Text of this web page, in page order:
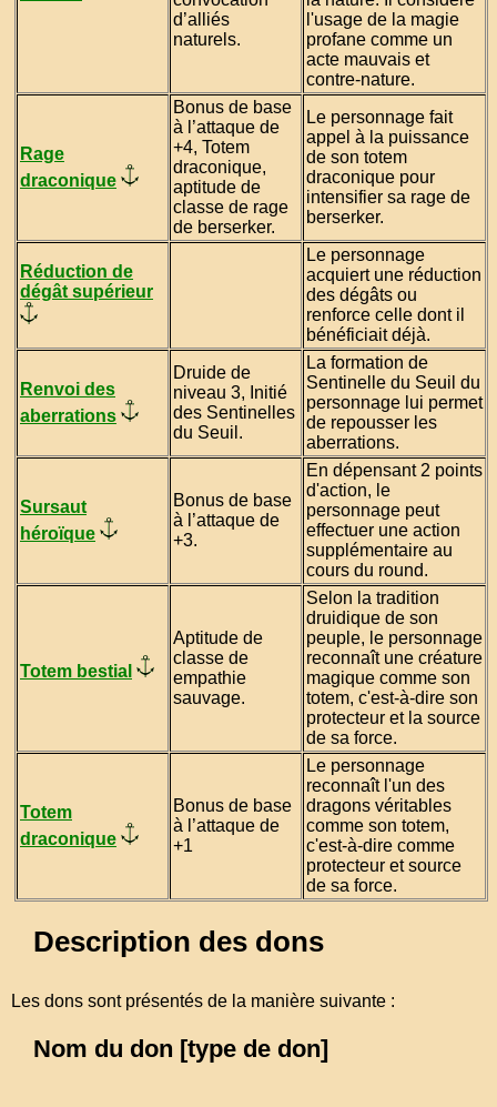
d’alliés
naturels.
l'usage de la magie
profane comme un
acte mauvais et
contre-nature.
Rage
draconique
Bonus de base
à l’attaque de
+4, Totem
draconique,
aptitude de
classe de rage
de berserker.
Le personnage fait
appel à la puissance
de son totem
draconique pour
intensifier sa rage de
berserker.
Réduction de
dégât supérieur
Le personnage
acquiert une réduction
des dégâts ou
renforce celle dont il
bénéficiait déjà.
Renvoi des
aberrations
Druide de
niveau 3, Initié
des Sentinelles
du Seuil.
La formation de
Sentinelle du Seuil du
personnage lui permet
de repousser les
aberrations.
Sursaut
héroïque
Bonus de base
à l’attaque de
+3.
En dépensant 2 points
d'action, le
personnage peut
effectuer une action
supplémentaire au
cours du round.
Totem bestial
Aptitude de
classe de
empathie
sauvage.
Selon la tradition
druidique de son
peuple, le personnage
reconnaît une créature
magique comme son
totem, c'est-à-dire son
protecteur et la source
de sa force.
Totem
draconique
Bonus de base
à l’attaque de
+1
Le personnage
reconnaît l'un des
dragons véritables
comme son totem,
c'est-à-dire comme
protecteur et source
de sa force.
Description des dons
Les dons sont présentés de la manière suivante :
Nom du don [type de don]